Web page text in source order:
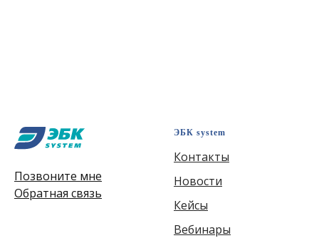
Позвоните мне
Обратная связь
ЭБК system
Контакты
Новости
Кейсы
Вебинары